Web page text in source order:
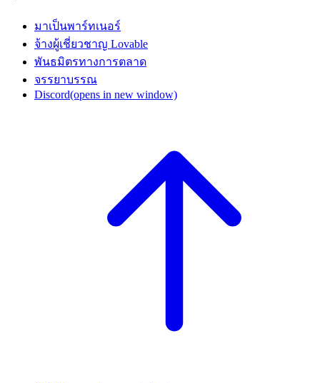
มาเป็นพาร์ทเนอร์
จ้างผู้เชี่ยวชาญ Lovable
พันธมิตรทางการตลาด
จรรยาบรรณ
Discord(opens in new window)